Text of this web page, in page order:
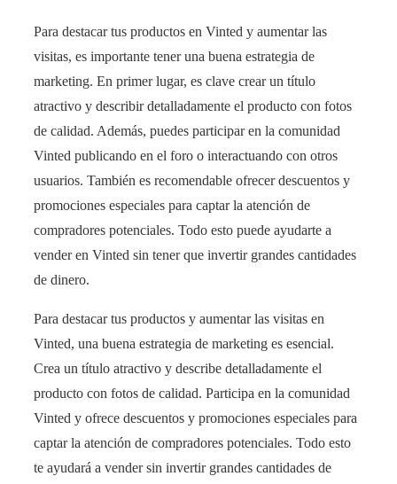
Para destacar tus productos en Vinted y aumentar las
visitas, es importante tener una buena estrategia de
marketing. En primer lugar, es clave crear un título
atractivo y describir detalladamente el producto con fotos
de calidad. Además, puedes participar en la comunidad
Vinted publicando en el foro o interactuando con otros
usuarios. También es recomendable ofrecer descuentos y
promociones especiales para captar la atención de
compradores potenciales. Todo esto puede ayudarte a
vender en Vinted sin tener que invertir grandes cantidades
de dinero.
Para destacar tus productos y aumentar las visitas en
Vinted, una buena estrategia de marketing es esencial.
Crea un título atractivo y describe detalladamente el
producto con fotos de calidad. Participa en la comunidad
Vinted y ofrece descuentos y promociones especiales para
captar la atención de compradores potenciales. Todo esto
te ayudará a vender sin invertir grandes cantidades de